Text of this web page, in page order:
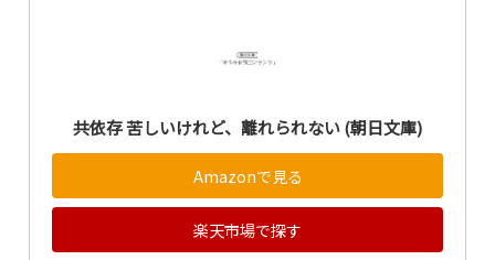
共依存 苦しいけれど、離れられない (朝日文庫)
Amazonで見る
楽天市場で探す